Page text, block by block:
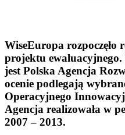
WiseEuropa rozpoczęło
projektu ewaluacyjnego.
jest Polska Agencja
ocenie podlegają
Operacyjnego
Agencja realizowała w
2007 – 2013.